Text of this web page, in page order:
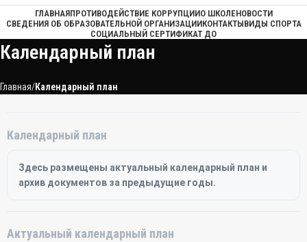
ГЛАВНАЯПРОТИВОДЕЙСТВИЕ КОРРУПЦИИО ШКОЛЕНОВОСТИ
СВЕДЕНИЯ ОБ ОБРАЗОВАТЕЛЬНОЙ ОРГАНИЗАЦИИКОНТАКТЫВИДЫ СПОРТА
СОЦИАЛЬНЫЙ СЕРТИФИКАТ ДО
Календарный план
Главная Календарный план
Календарный план
Здесь размещены актуальный календарный план и
архив документов за предыдущие годы.
Актуальный календарный план